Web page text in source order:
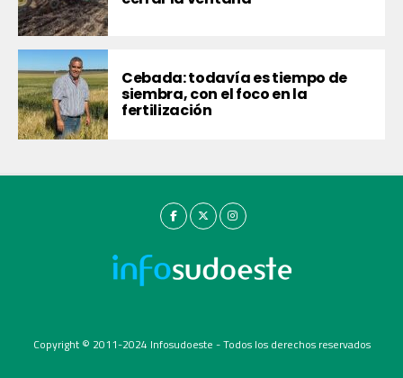
Cebada: todavía es tiempo de
siembra, con el foco en la
fertilización
Copyright © 2011-2024 Infosudoeste - Todos los derechos reservados